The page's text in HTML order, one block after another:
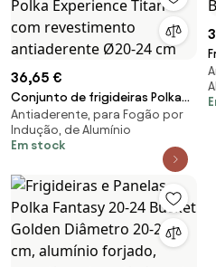
36,65 €
Conjunto de frigideiras Polka
Experience Titan com
revestimento antiaderente
Ø20-24 cm
Antiaderente, para Fogão por
Indução, de Alumínio
Em stock